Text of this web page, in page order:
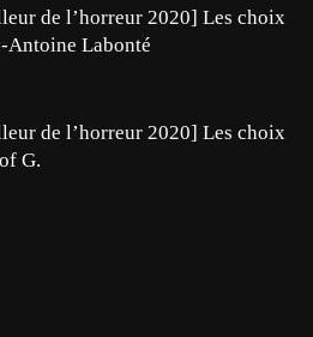
de l’horreur 2020] Les choix
Antoine Labonté
de l’horreur 2020] Les choix
G.